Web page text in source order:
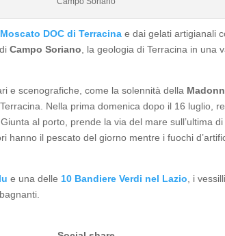
Moscato DOC di Terracina e dai gelati artigianali
diCampo Soriano , la geologia di Terracina in una
e scenografiche, come la solennità della
Nella prima domenica dopo il 16 luglio,
al porto, prende la via del mare sull’ultima
hanno il pescato del giorno mentre i fuochi
e una delle 10 Bandiere Verdi nel Lazio , i